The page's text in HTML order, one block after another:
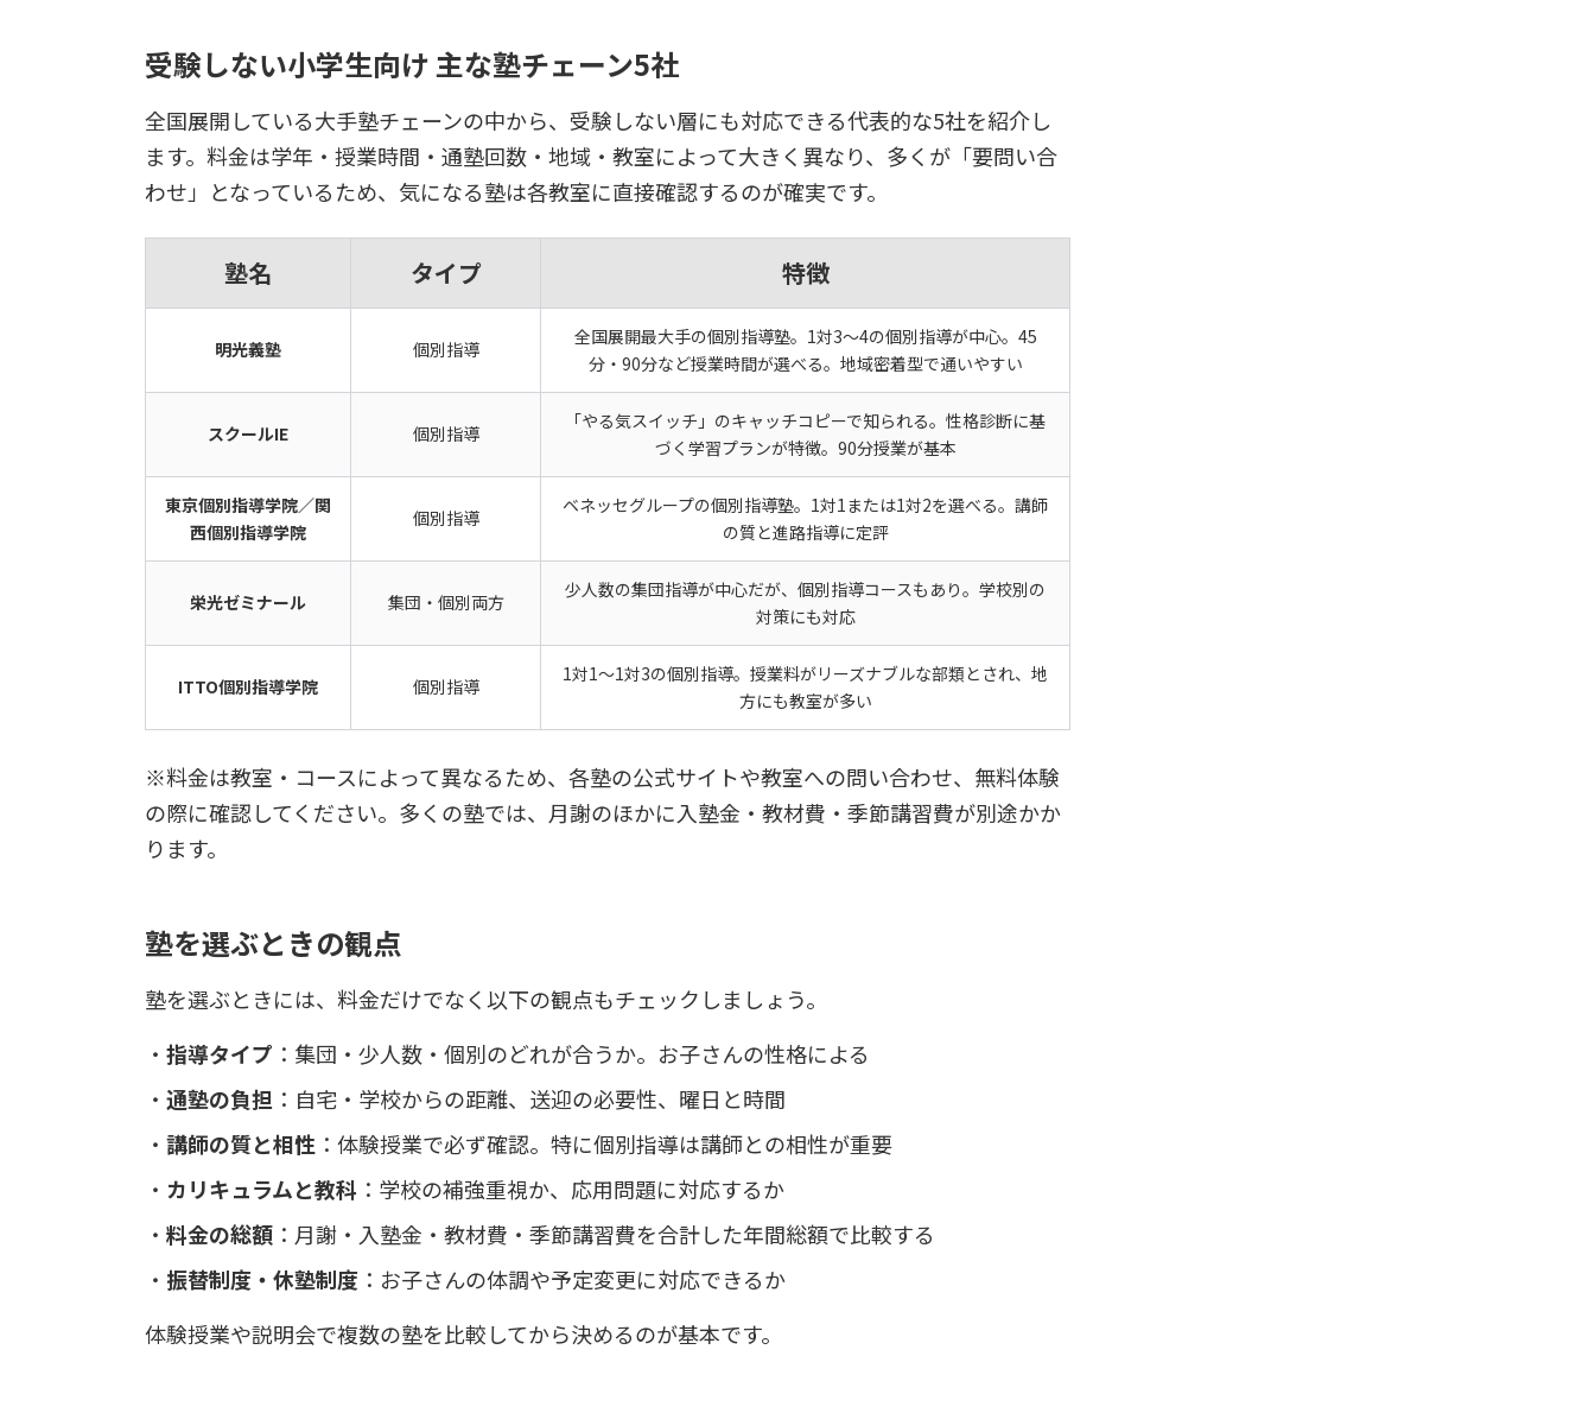
受験しない小学生向け 主な塾チェーン5社
全国展開している大手塾チェーンの中から、受験しない層にも対応できる代表的な5社を紹介し
ます。料金は学年・授業時間・通塾回数・地域・教室によって大きく異なり、多くが「要問い合
わせ」となっているため、気になる塾は各教室に直接確認するのが確実です。
塾名 タイプ 特徴
明光義塾 個別指導
全国展開最大手の個別指導塾。1対3〜4の個別指導が中心。45
分・90分など授業時間が選べる。地域密着型で通いやすい
スクールIE 個別指導
「やる気スイッチ」のキャッチコピーで知られる。性格診断に基
づく学習プランが特徴。90分授業が基本
東京個別指導学院／関
西個別指導学院
個別指導
ベネッセグループの個別指導塾。1対1または1対2を選べる。講師
の質と進路指導に定評
栄光ゼミナール 集団・個別両方
少人数の集団指導が中心だが、個別指導コースもあり。学校別の
対策にも対応
ITTO個別指導学院 個別指導
1対1〜1対3の個別指導。授業料がリーズナブルな部類とされ、地
方にも教室が多い
※料金は教室・コースによって異なるため、各塾の公式サイトや教室への問い合わせ、無料体験
の際に確認してください。多くの塾では、月謝のほかに入塾金・教材費・季節講習費が別途かか
ります。
塾を選ぶときの観点
塾を選ぶときには、料金だけでなく以下の観点もチェックしましょう。
指導タイプ ：集団・少人数・個別のどれが合うか。お子さんの性格による
通塾の負担 ：自宅・学校からの距離、送迎の必要性、曜日と時間
講師の質と相性 ：体験授業で必ず確認。特に個別指導は講師との相性が重要
カリキュラムと教科 ：学校の補強重視か、応用問題に対応するか
料金の総額 ：月謝・入塾金・教材費・季節講習費を合計した年間総額で比較する
振替制度・休塾制度 ：お子さんの体調や予定変更に対応できるか
体験授業や説明会で複数の塾を比較してから決めるのが基本です。